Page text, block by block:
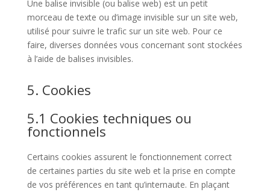
Une balise invisible (ou balise web) est un petit
morceau de texte ou d’image invisible sur un site web,
utilisé pour suivre le trafic sur un site web. Pour ce
faire, diverses données vous concernant sont stockées
à l’aide de balises invisibles.
5. Cookies
5.1 Cookies techniques ou
fonctionnels
Certains cookies assurent le fonctionnement correct
de certaines parties du site web et la prise en compte
de vos préférences en tant qu’internaute. En plaçant